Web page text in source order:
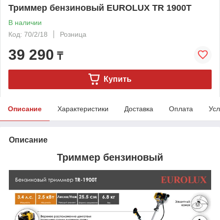
Триммер бензиновый EUROLUX TR 1900T
В наличии
Код: 70/2/18
Розница
39 290 ₸
Купить
Описание Характеристики Доставка Оплата
Описание
Триммер бензиновый